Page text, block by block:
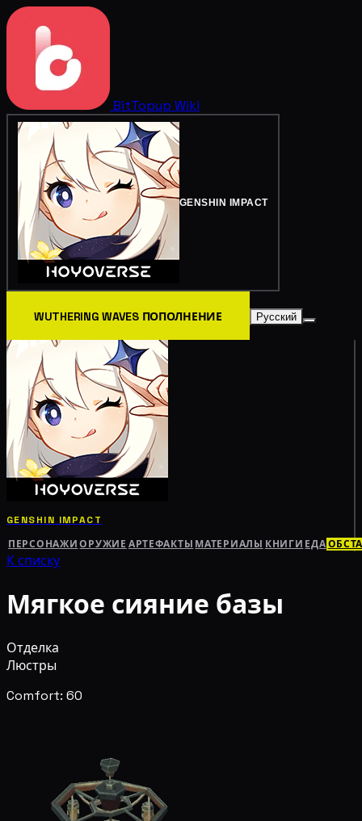
BitTopup Wiki
GENSHIN IMPACT
WUTHERING WAVES ПОПОЛНЕНИЕ Русский
GENSHIN IMPACT
ПЕРСОНАЖИ ОРУЖИЕ АРТЕФАКТЫ МАТЕРИАЛЫ КНИГИ ЕДА
К списку
Мягкое сияние базы
Отделка
Люстры
Comfort: 60